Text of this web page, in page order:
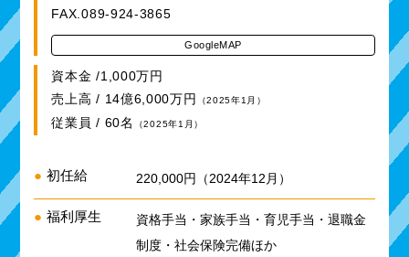
FAX.089-924-3865
GoogleMAP
資本金 /1,000万円
売上高 / 14億6,000万円
（2025年1月）
従業員 / 60名 （2025年1月）
● 初任給 220,000円（2024年12月）
● 福利厚生
資格手当・家族手当・育児手当・退職金
制度・社会保険完備ほか